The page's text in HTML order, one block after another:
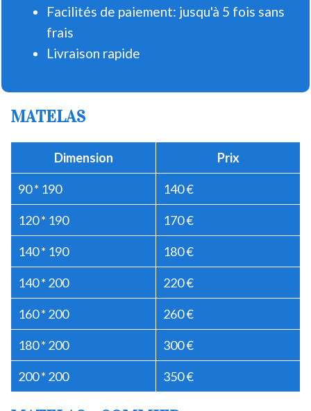
Facilités de paiement: jusqu'à 5 fois sans
frais
Livraison rapide
MATELAS
Dimension Prix
90 * 190 140 €
120 * 190 170 €
140 * 190 180 €
140 * 200 220 €
160 * 200 260 €
180 * 200 300 €
200 * 200 350 €